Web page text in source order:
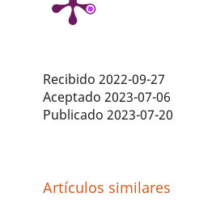
Recibido 2022-09-27
Aceptado 2023-07-06
Publicado 2023-07-20
Artículos similares